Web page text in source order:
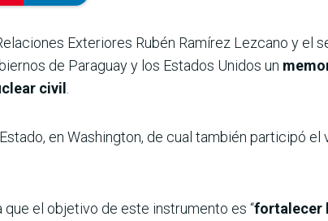
Exteriores Rubén Ramírez Lezcano y el
de Paraguay y los Estados Unidos un
civil
en Washington, de cual también participó
el objetivo de este instrumento es “fortalecer